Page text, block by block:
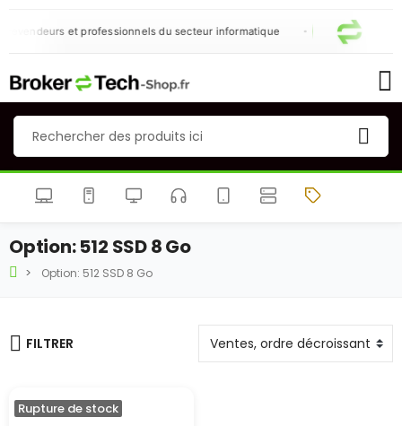
revendeurs et professionnels du secteur informatique
Option: 512 SSD 8 Go
Option: 512 SSD 8 Go
FILTRER
Rupture de stock